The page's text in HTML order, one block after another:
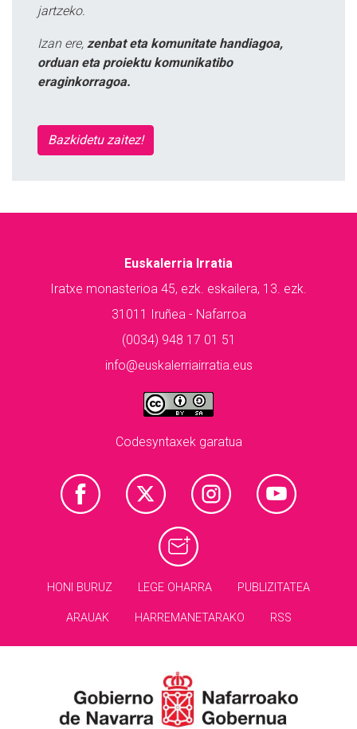
jartzeko.
Izan ere, zenbat eta komunitate handiagoa,
orduan eta proiektu komunikatibo
eraginkorragoa.
Bazkidetu zaitez!
Euskalerria Irratia
Iratxe monasterioa 45, ezk. eskailera, 13. ezk.
31011 Iruñea - Nafarroa
(0034) 948 17 01 51
info@euskalerriairratia.eus
Codesyntaxek garatua
HONI BURUZ LEGE OHARRA PUBLIZITATEA
ARAUAK HARREMANETARAKO RSS